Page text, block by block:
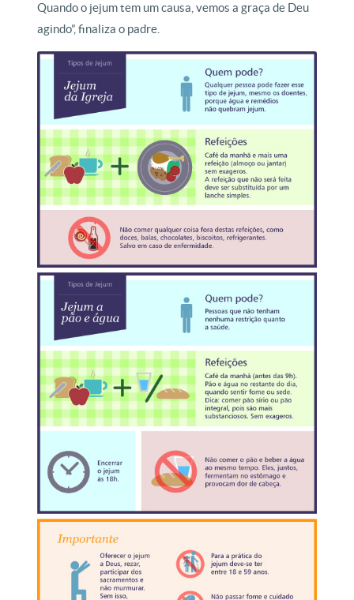
Quando o jejum tem um causa, vemos a graça de Deu
agindo”, finaliza o padre.